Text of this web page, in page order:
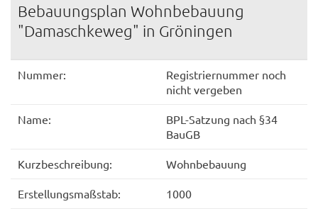
Bebauungsplan Wohnbebauung
"Damaschkeweg" in Gröningen
Nummer:
Registriernummer noch
nicht vergeben
Name:
BPL-Satzung nach §34
BauGB
Kurzbeschreibung: Wohnbebauung
Erstellungsmaßstab: 1000